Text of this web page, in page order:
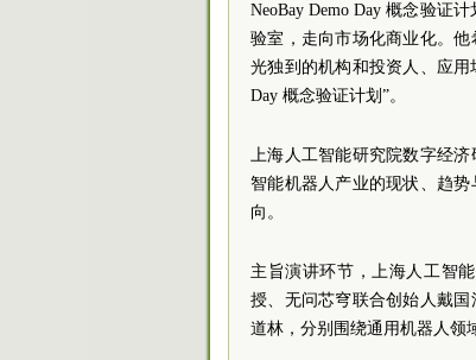
NeoBay Demo Day 概念验证
验室，走向市场化商业化。
光独到的机构和投资人、应用
Day 概念验证计划”。
上海人工智能研究院数字经
智能机器人产业的现状、趋
向。
主旨演讲环节，上海人工智
授、无问芯穹联合创始人戴
道林，分别围绕通用机器人领